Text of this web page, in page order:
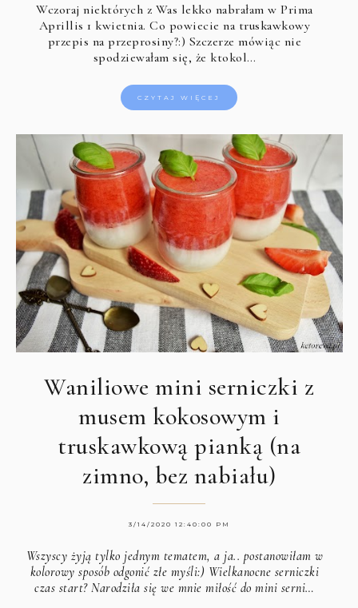
Wczoraj niektórych z Was lekko nabrałam w Prima
Aprillis 1 kwietnia. Co powiecie na truskawkowy
przepis na przeprosiny?:) Szczerze mówiąc nie
spodziewałam się, że ktokol…
CZYTAJ WIĘCEJ
Waniliowe mini serniczki z
musem kokosowym i
truskawkową pianką (na
zimno, bez nabiału)
3/14/2020 12:40:00 PM
Wszyscy żyją tylko jednym tematem, a ja.. postanowiłam w
kolorowy sposób odgonić złe myśli:) Wielkanocne serniczki
czas start? Narodziła się we mnie miłość do mini serni…